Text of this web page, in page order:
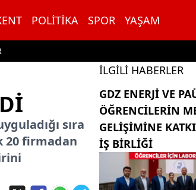
POLITIKA SPOR YAŞAM
sıra
20 firmadan
İLGILI HABERLER
GDZ ENERJI VE
ÖĞRENCILERIN
GELIŞIMINE
IŞ BIRLIĞI